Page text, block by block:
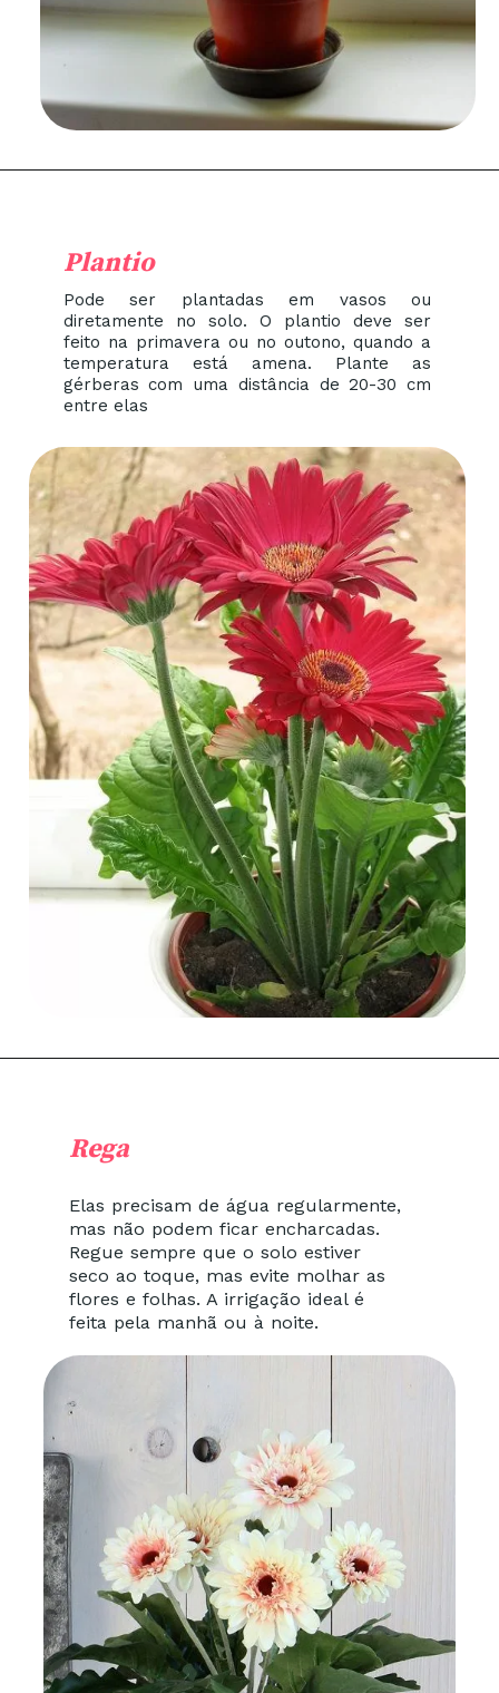
Pode ser plantadas em vasos ou
diretamente no solo. O plantio deve ser
feito na primavera ou no outono, quando a
temperatura está amena. Plante as
gérberas com uma distância de 20-30 cm
entre elas
Plantio
Elas precisam de água regularmente,
mas não podem ficar encharcadas.
Regue sempre que o solo estiver
seco ao toque, mas evite molhar as
flores e folhas. A irrigação ideal é
feita pela manhã ou à noite.
Rega